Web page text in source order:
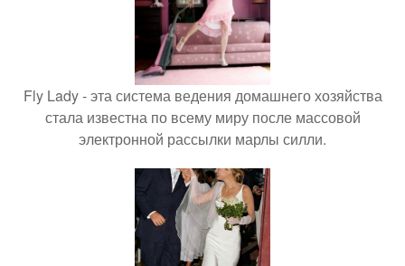
Fly Lady - эта система ведения домашнего хозяйства
стала известна по всему миру после массовой
электронной рассылки марлы силли.